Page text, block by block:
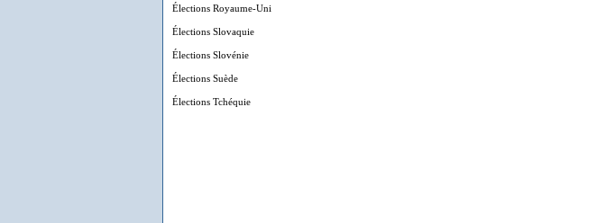
Élections Royaume-Uni
Élections Slovaquie
Élections Slovénie
Élections Suède
Élections Tchéquie